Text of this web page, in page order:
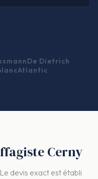
De Dietrich
Atlantic
Cerny
devis exact est établi